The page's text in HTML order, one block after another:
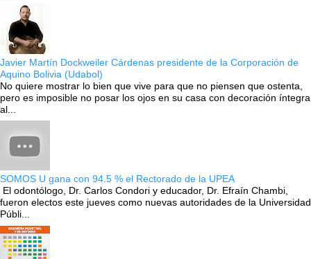
Javier Martín Dockweiler Cárdenas presidente de la Corporación de
Aquino Bolivia (Udabol)
No quiere mostrar lo bien que vive para que no piensen que ostenta,
pero es imposible no posar los ojos en su casa con decoración íntegra
al...
SOMOS U gana con 94.5 % el Rectorado de la UPEA
El odontólogo, Dr. Carlos Condori y educador, Dr. Efraín Chambi,
fueron electos este jueves como nuevas autoridades de la Universidad
Públi...